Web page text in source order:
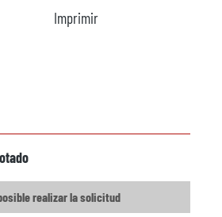
450 kg
disponible
Imprimir
realizar la solicitud